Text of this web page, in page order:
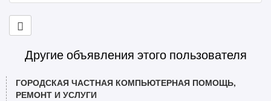
Другие объявления этого пользователя
ГОРОДСКАЯ ЧАСТНАЯ КОМПЬЮТЕРНАЯ ПОМОЩЬ,
РЕМОНТ И УСЛУГИ